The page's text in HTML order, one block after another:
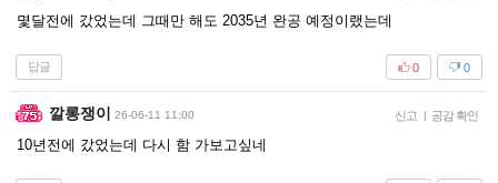
몇달전에 갔었는데 그때만 해도 2035년 완공 예정이랬는데
답글 0
0
깔롱쟁이 26-06-11 11:00 신고 | 공감 확인
10년전에 갔었는데 다시 함 가보고싶네